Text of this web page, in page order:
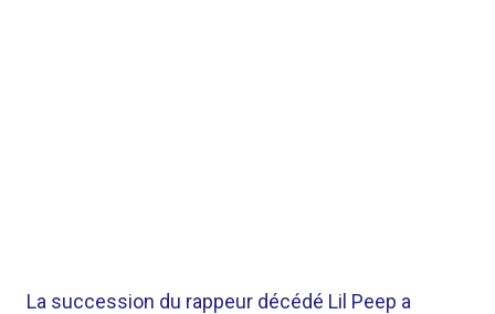
La succession du rappeur décédé Lil Peep a